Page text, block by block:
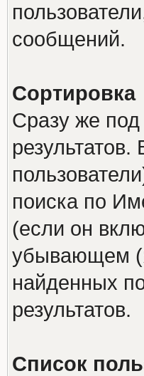
сообщений.
Сортировка
Сразу же
поиска по
(если он
убывающем
найденных
результатов.
Список